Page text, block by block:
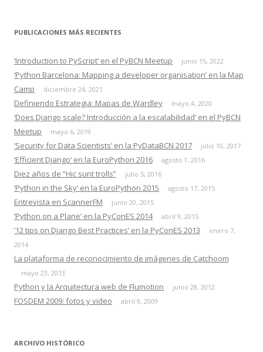
PUBLICACIONES MÁS RECIENTES
‘Introduction to PyScript’ en el PyBCN Meetup junio 15, 2022
‘Python Barcelona: Mapping a developer organisation’ en la Map
Camp
diciembre 24, 2021
Definiendo Estrategia: Mapas de Wardley mayo 4, 2020
‘Does Django scale? Introducción a la escalabilidad’ en el PyBCN
Meetup
mayo 6, 2019
‘Security for Data Scientists’ en la PyDataBCN 2017 julio 10, 2017
‘Efficient Django’ en la EuroPython 2016 agosto 1, 2016
Diez años de “Hic sunt trolls” julio 5, 2016
‘Python in the Sky’ en la EuroPython 2015 agosto 17, 2015
Entrevista en ScannerFM junio 20, 2015
‘Python on a Plane’ en la PyConES 2014 abril 9, 2015
’12 tips on Django Best Practices’ en la PyConES 2013
enero 7,
2014
La plataforma de reconocimiento de imágenes de Catchoom
mayo 23, 2013
Python y la Arquitectura web de Flumotion junio 28, 2012
FOSDEM 2009: fotos y video abril 9, 2009
ARCHIVO HISTÓRICO